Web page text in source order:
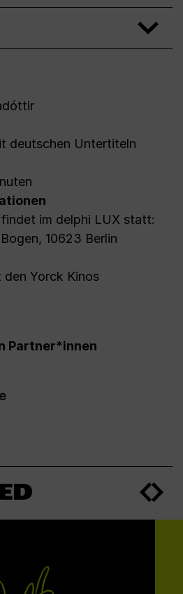
deutschen Untertiteln
im delphi LUX statt:
10623 Berlin
den Yorck Kinos
Partner*innen